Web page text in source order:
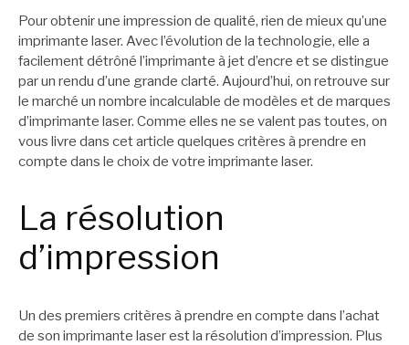
Pour obtenir une impression de qualité, rien de mieux qu’une
imprimante laser. Avec l’évolution de la technologie, elle a
facilement détrôné l’imprimante à jet d’encre et se distingue
par un rendu d’une grande clarté. Aujourd’hui, on retrouve sur
le marché un nombre incalculable de modèles et de marques
d’imprimante laser. Comme elles ne se valent pas toutes, on
vous livre dans cet article quelques critères à prendre en
compte dans le choix de votre imprimante laser.
La résolution
d’impression
Un des premiers critères à prendre en compte dans l’achat
de son imprimante laser est la résolution d’impression. Plus